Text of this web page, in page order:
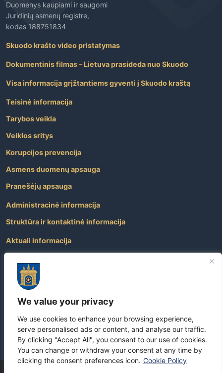
We value your privacy
We use cookies to enhance your browsing experience,
serve personalised ads or content, and analyse our traffic.
By clicking "Accept All", you consent to our use of cookies.
You can change or withdraw your consent at any time by
clicking the consent preferences icon. Cookie Policy
Duomenys kaupiami ir saugomi
Juridinių asmenų registre,
kodas 188751834
Skuodo krašto video pristatymas
Dokumentinis filmas – Lietuva prasideda nuo Skuodo
Visa informacija grįžtantiems gyventi į Skuodo kraštą
Teisinė informacija
Tarybos veikla
Veiklos sritys
Korupcijos prevencija
Asmens duomenų apsauga
Pranešėjų apsauga
Administracinė informacija
Struktūra ir kontaktinė informacija
Aktuali informacija
Atviri duomenys
Nuorodos
Dažniausiai užduodami klausimai
Apie savivaldybę